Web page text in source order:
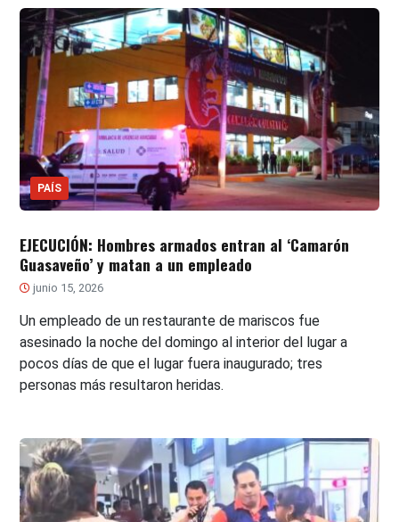
PAÍS
EJECUCIÓN: Hombres armados entran al ‘Camarón
Guasaveño’ y matan a un empleado
junio 15, 2026
Un empleado de un restaurante de mariscos fue
asesinado la noche del domingo al interior del lugar a
pocos días de que el lugar fuera inaugurado; tres
personas más resultaron heridas.